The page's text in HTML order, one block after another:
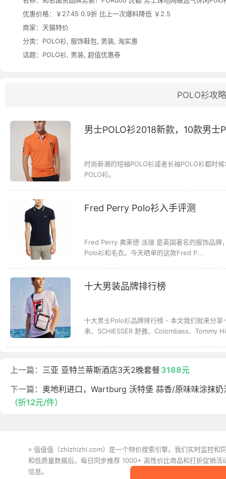
优惠价格：
￥27.45 0.9折 比上一次爆料降低 ￥2.5
商家： 天猫特价
分类： POLO衫, 服饰鞋包, 男装, 淘实惠
话题： POLO衫, 男装, 超值优惠券
POLO衫攻略
男士POLO衫2018新款，10款男士
时尚新潮的短袖POLO衫或者长袖POLO衫都时
POLO衫。
Fred Perry Polo衫入手评测
Fred Perry 弗莱德·派瑞 是英国著名的服饰品
Polo衫和毛衣。今天晒单的这款Fred P...
十大男装品牌排行榜
十大男士Polo衫品牌排行榜 - 本文我们就来分
来、SCHIESSER 舒雅、Colombass、Tommy
上一篇： 三亚 亚特兰蒂斯酒店3天2晚套餐3188元
下一篇： 奥地利进口，Wartburg 沃特堡 蒜香/原味味涂抹
（折12元/件）
» 值值值（zhizhizhi.com）是一个特价搜索引擎。我们实时监控和
和低质量数据后，每日同步推荐 1000+ 高性价比商品和打折促销
信息。